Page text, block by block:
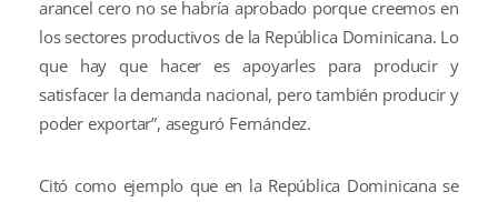
arancel cero no se habría aprobado porque creemos en
los sectores productivos de la República Dominicana. Lo
que hay que hacer es apoyarles para producir y
satisfacer la demanda nacional, pero también producir y
poder exportar”, aseguró Fernández.
Citó como ejemplo que en la República Dominicana se